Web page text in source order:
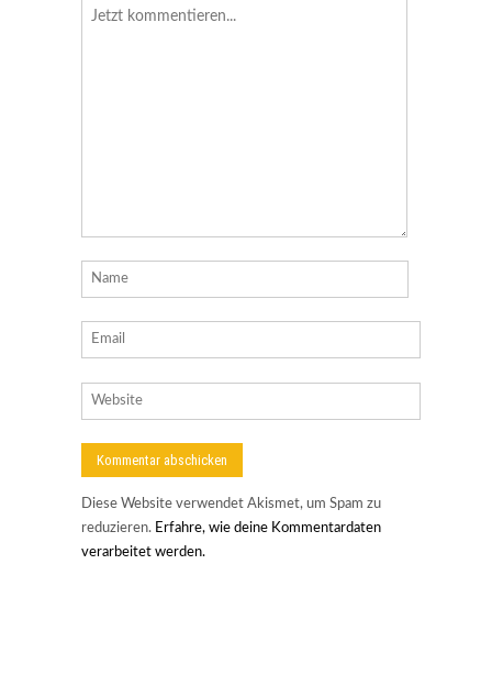
Diese Website verwendet Akismet, um Spam zu
reduzieren. Erfahre, wie deine Kommentardaten
verarbeitet werden.